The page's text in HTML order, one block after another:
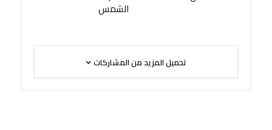
الشمس
تحميل المزيد من المشاركات